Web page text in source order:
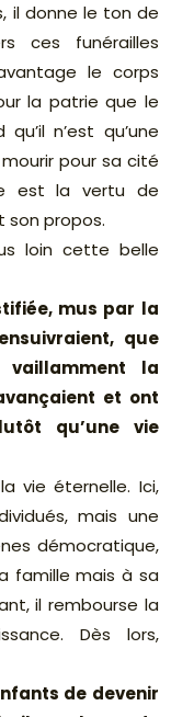
il donne le ton de
ces funérailles
le corps
la patrie que le
n’est qu’une
pour sa cité
est la vertu de
son propos.
loin cette belle
mus par la
que
la
et ont
qu’une vie
vie éternelle. Ici,
mais une
démocratique,
famille mais à sa
il rembourse la
Dès lors,
de devenir